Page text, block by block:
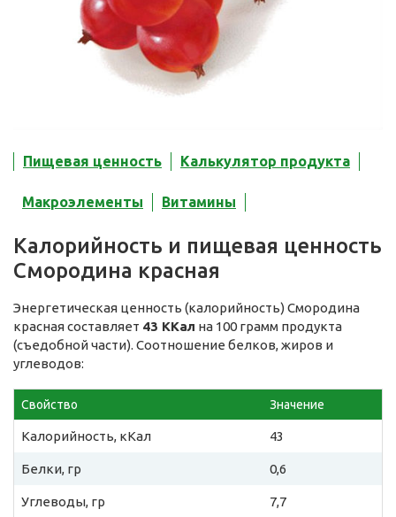
Пищевая ценность Калькулятор продукта
Макроэлементы Витамины
Калорийность и пищевая ценность
Смородина красная
Энергетическая ценность (калорийность) Смородина
красная составляет 43 ККал на 100 грамм продукта
(съедобной части). Соотношение белков, жиров и
углеводов:
Свойство Значение
Калорийность, кКал 43
Белки, гр 0,6
Углеводы, гр 7,7